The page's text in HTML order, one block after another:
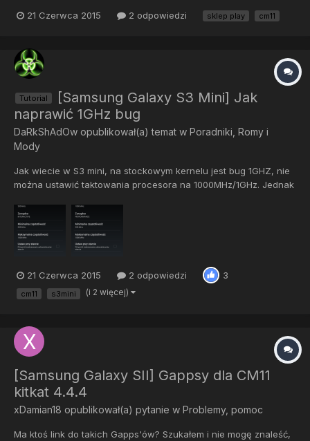
wina gapssow,a sklep Play reinstalowalem z apk z jakiejś
21 Czerwca 2015 2 odpowiedzi sklep play cm11
Tutorial
[Samsung Galaxy S3 Mini] Jak
naprawić 1GHz bug
DaRkShAdOw opublikował(a) temat w Poradniki, Romy i
Mody
Jak wiecie w S3 mini, na stockowym kernelu jest bug 1GHZ, nie
można ustawić taktowania procesora na 1000MHz/1GHz. Jednak
jest ROOT. Sposób dla stock ROMu i na nim bazowanych:
Pobierz jakąś aplikację do ustawiania taktowania
procesora(najle...
21 Czerwca 2015 2 odpowiedzi 3
cm11 s3mini (i 2 więcej)
[Samsung Galaxy SII] Gappsy dla CM11
kitkat 4.4.4
xDamian18 opublikował(a) pytanie w Problemy, pomoc
Ma ktoś link do takich Gapps'ów? Szukałem i nie mogę znaleść,